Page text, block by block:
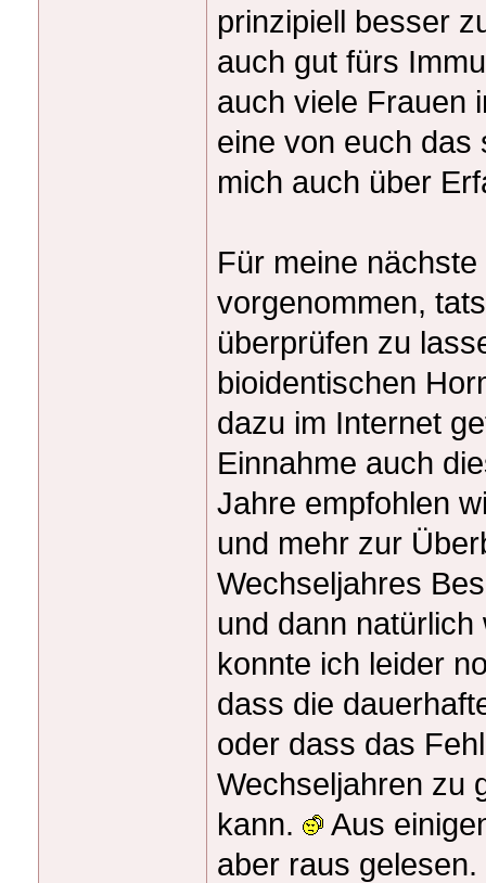
prinzipiell besser
auch gut fürs
auch viele Frauen
eine von euch das
mich auch über
Für meine
vorgenommen,
überprüfen zu
bioidentischen
dazu im Internet
Einnahme auch
Jahre empfohlen
und mehr zur
Wechseljahres
und dann
konnte ich leider
dass die
oder dass das
Wechseljahren zu
kann.
Aus
aber raus gelesen.